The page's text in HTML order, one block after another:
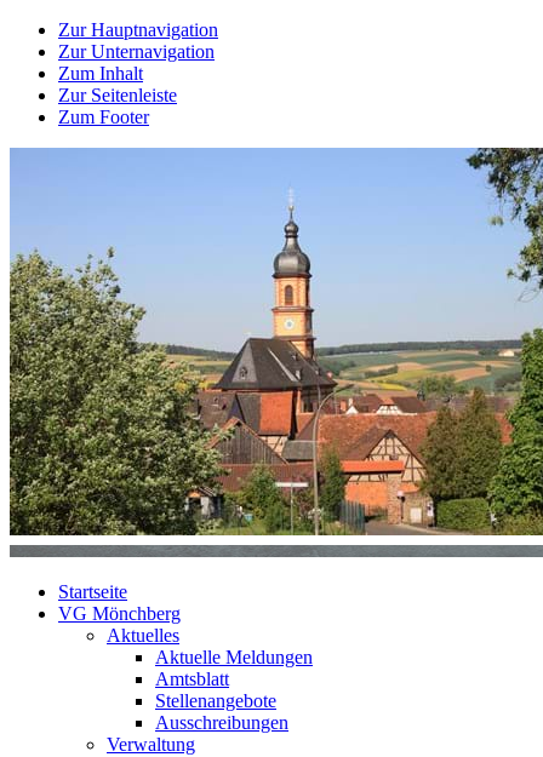
Zur Hauptnavigation
Zur Unternavigation
Zum Inhalt
Zur Seitenleiste
Zum Footer
Startseite
VG Mönchberg
Aktuelles
Aktuelle Meldungen
Amtsblatt
Stellenangebote
Ausschreibungen
Verwaltung